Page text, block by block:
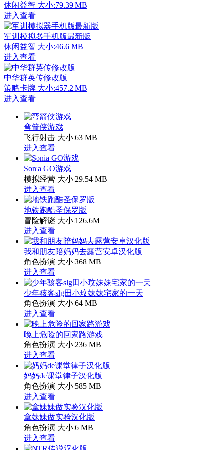
休闲益智 大小:79.39 MB
进入查看
军训模拟器手机版最新版
休闲益智 大小:46.6 MB
进入查看
中华群英传修改版
策略卡牌 大小:457.2 MB
进入查看
弯箭侠游戏
飞行射击 大小:63 MB
进入查看
Sonia GO游戏
模拟经营 大小:29.54 MB
进入查看
地铁跑酷圣保罗版
冒险解谜 大小:126.6M
进入查看
我和朋友陪妈妈去露营安卓汉化版
角色扮演 大小:368 MB
进入查看
少年骇客slg田小玟妹妹宅家的一天
角色扮演 大小:64 MB
进入查看
晚上危险的回家路游戏
角色扮演 大小:236 MB
进入查看
妈妈de课堂律子汉化版
角色扮演 大小:585 MB
进入查看
拿妹妹做实验汉化版
角色扮演 大小:6 MB
进入查看